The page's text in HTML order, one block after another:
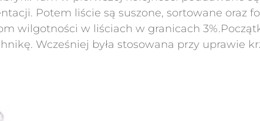
Potem liście są suszone, sortowane oraz
wilgotności w liściach w granicach
Wcześniej była stosowana przy uprawie